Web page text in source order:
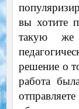
вы хотите
такую же
решение о
работа